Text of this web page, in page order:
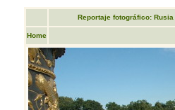
Reportaje fotográfico:
Home